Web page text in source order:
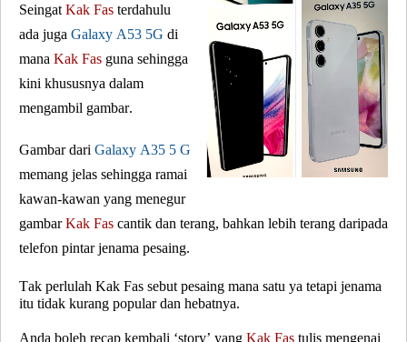
Seingat Kak Fas terdahulu
ada juga Galaxy A53 5G di
mana Kak Fas guna sehingga
kini khususnya dalam
mengambil gambar.
Gambar dari Galaxy A35 5 G
memang jelas sehingga ramai
kawan-kawan yang menegur
gambarKak Fas cantik dan terang, bahkan lebih terang daripada
telefon pintar jenama pesaing.
Tak perlulah Kak Fas sebut pesaing mana satu ya tetapi jenama
itu tidak kurang popular dan hebatnya.
Anda boleh recap kembali ‘story’ yang Kak Fas tulis mengenai